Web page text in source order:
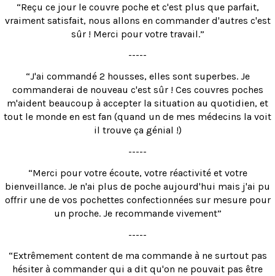
“Reçu ce jour le couvre poche et c'est plus que parfait,
vraiment satisfait, nous allons en commander d'autres c'est
sûr ! Merci pour votre travail.”
-----
“J'ai commandé 2 housses, elles sont superbes. Je
commanderai de nouveau c'est sûr ! Ces couvres poches
m'aident beaucoup à accepter la situation au quotidien, et
tout le monde en est fan (quand un de mes médecins la voit
il trouve ça génial !)
-----
“Merci pour votre écoute, votre réactivité et votre
bienveillance. Je n'ai plus de poche aujourd'hui mais j'ai pu
offrir une de vos pochettes confectionnées sur mesure pour
un proche. Je recommande vivement”
-----
“Extrêmement content de ma commande à ne surtout pas
hésiter à commander qui a dit qu'on ne pouvait pas être